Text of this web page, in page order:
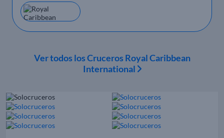
Ver todos los Cruceros Royal Caribbean
International